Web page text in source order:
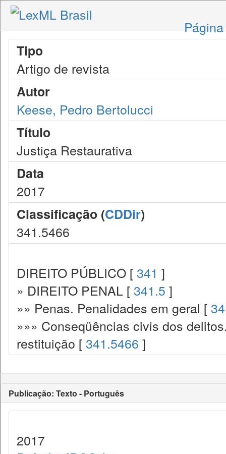
Tipo
Artigo de revista
Autor
Keese, Pedro Bertolucci
Título
Justiça Restaurativa
Data
2017
Classificação (CDDir)
341.5466
DIREITO PÚBLICO [ 341 ]
» DIREITO PENAL [ 341.5 ]
»» Penas. Penalidades em geral [
»»» Conseqüências civis dos
restituição [ 341.5466 ]
Publicação: Texto - Português
2017